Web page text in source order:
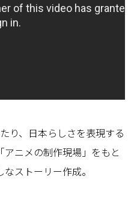
り、日本らしさを表現する
ニメの制作現場」をもと
ストーリー作成。